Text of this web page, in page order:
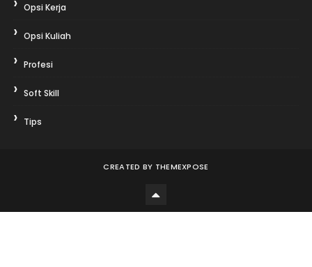
Opsi Kerja
Opsi Kuliah
Profesi
Soft Skill
Tips
CREATED BY THEMEXPOSE